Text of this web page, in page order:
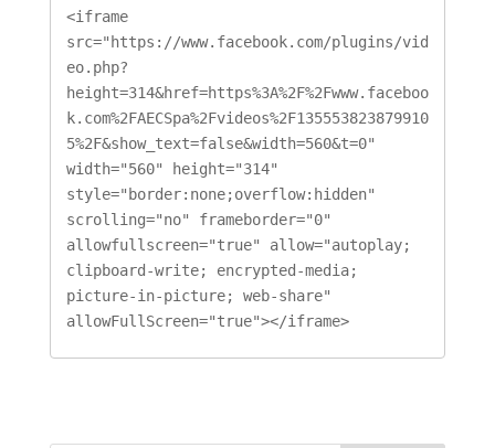
<iframe
src="https://www.facebook.com/plugins/vid
eo.php?
height=314&href=https%3A%2F%2Fwww.faceboo
k.com%2FAECSpa%2Fvideos%2F135553823879910
5%2F&show_text=false&width=560&t=0"
width="560" height="314"
style="border:none;overflow:hidden"
scrolling="no" frameborder="0"
allowfullscreen="true" allow="autoplay;
clipboard-write; encrypted-media;
picture-in-picture; web-share"
allowFullScreen="true"></iframe>